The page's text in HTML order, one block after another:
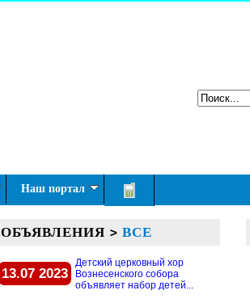
Наш портал
ОБЪЯВЛЕНИЯ > ВСЕ
13.07 2023
Детский церковный хор
Вознесенского собора
объявляет набор детей...